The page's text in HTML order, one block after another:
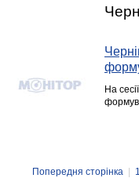
На
Попередня сторінка 1